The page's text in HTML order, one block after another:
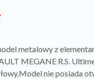
metalowy z
MEGANE R.S.
nie posiada